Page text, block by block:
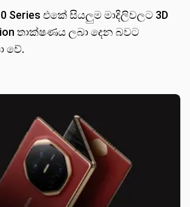
Series එකේ සියලුම මාදිලිවලට 3D
තාක්ෂණය ලබා දෙන බවට
වේ.